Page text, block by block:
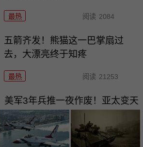
最热 阅读 2084
五箭齐发！熊猫这一巴掌扇过
去，大漂亮终于知疼
最热 阅读 21253
美军3年兵推一夜作废！亚太变天